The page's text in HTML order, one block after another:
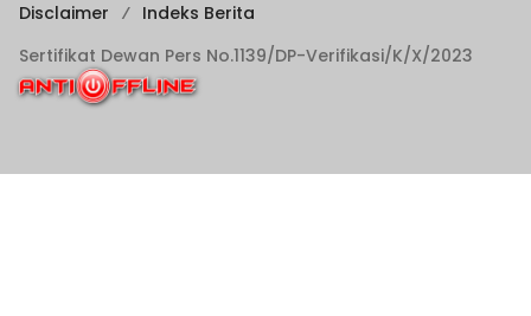
Disclaimer
Indeks Berita
Sertifikat Dewan Pers No.1139/DP-Verifikasi/K/X/2023